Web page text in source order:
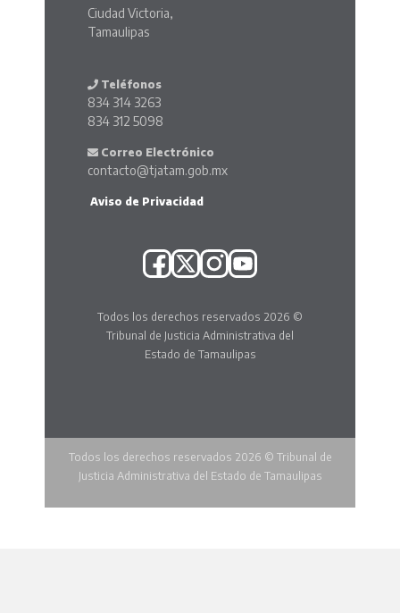
Ciudad Victoria,
Tamaulipas
Teléfonos
834 314 3263
834 312 5098
Correo Electrónico
contacto@tjatam.gob.mx
Aviso de Privacidad
Todos los derechos reservados 2026 ©
Tribunal de Justicia Administrativa del
Estado de Tamaulipas
Todos los derechos reservados 2026 © Tribunal de
Justicia Administrativa del Estado de Tamaulipas